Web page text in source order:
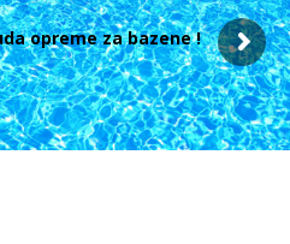
opreme za bazene !